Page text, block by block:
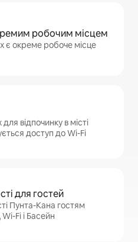
робочим місцем
є окреме робоче місце
відпочинку в місті
доступ до Wi-Fi
для гостей
Пунта-Кана гостям
Fi і Басейн